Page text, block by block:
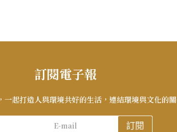
訂閱電子報
起打造人與環境共好的生活，連結環境與文化的
訂閱